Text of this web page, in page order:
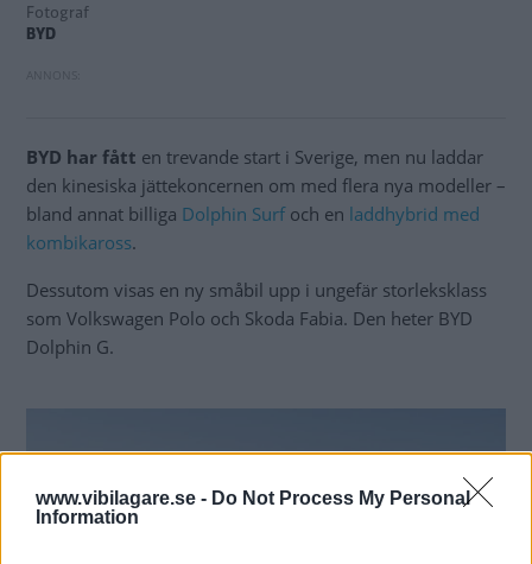
www.vibilagare.se - Do Not Process My Personal
Information
Fotograf
BYD
BYD har fått en trevande start i Sverige, men nu laddar
den kinesiska jättekoncernen om med flera nya modeller –
bland annat billiga Dolphin Surfoch en laddhybrid med
kombikaross.
Dessutom visas en ny småbil upp i ungefär storleksklass
som Volkswagen Polo och Skoda Fabia. Den heter BYD
Dolphin G.